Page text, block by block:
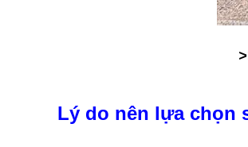
Lý do nên lựa chọn